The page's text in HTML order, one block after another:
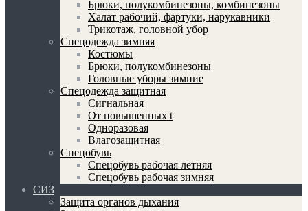
Брюки, полукомбинезоны, комбинезоны
Халат рабочий, фартуки, нарукавники
Трикотаж, головной убор
Спецодежда зимняя
Костюмы
Брюки, полукомбинезоны
Головные уборы зимние
Спецодежда защитная
Сигнальная
От повышенных t
Одноразовая
Влагозащитная
Спецобувь
Спецобувь рабочая летняя
Спецобувь рабочая зимняя
СИЗ
Защита органов дыхания